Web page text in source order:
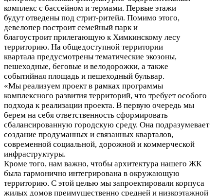
комплекс с бассейном и термами. Первые этажи
будут отведены под стрит-ритейл. Помимо этого,
девелопер построит семейный парк и
благоустроит прилегающую к Химкинскому лесу
территорию. На общедоступной территории
квартала предусмотрены тематические экозоны,
пешеходные, беговые и велодорожки, а также
событийная площадь и пешеходный бульвар.
«Мы реализуем проект в рамках программы
комплексного развития территорий, что требует особого
подхода к реализации проекта. В первую очередь мы
берем на себя ответственность сформировать
сбалансированную городскую среду. Она подразумевает
создание продуманных и связанных кварталов,
современной социальной, дорожной и коммерческой
инфраструктуры.
Кроме того, нам важно, чтобы архитектура нашего ЖК
была гармонично интегрирована в окружающую
территорию. С этой целью мы запроектировали корпуса
жилых домов преимущественно средней и низкоэтажной